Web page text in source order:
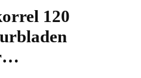
120